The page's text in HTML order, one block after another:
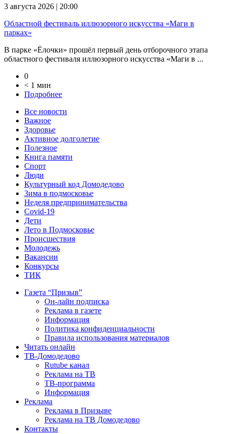
3 августа 2026 | 20:00
Областной фестиваль иллюзорного искусства «Маги в
парках»
В парке «Ёлочки» прошёл первый день отборочного этапа
областного фестиваля иллюзорного искусства «Маги в ...
0
< 1 мин
Подробнее
Все новости
Важное
Здоровье
Активное долголетие
Полезное
Книга памяти
Спорт
Люди
Культурный код Домодедово
Зима в подмосковье
Неделя предпринимательства
Covid-19
Дети
Лето в Подмосковье
Происшествия
Молодежь
Вакансии
Конкурсы
ТИК
Газета “Призыв”
Он-лайн подписка
Реклама в газете
Информация
Политика конфиденциальности
Правила использования материалов
Читать онлайн
ТВ-Домодедово
Rutube канал
Реклама на ТВ
ТВ-программа
Информация
Реклама
Реклама в Призыве
Реклама на ТВ Домодедово
Контакты